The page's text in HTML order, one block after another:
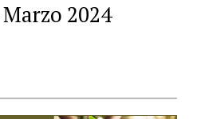
2024